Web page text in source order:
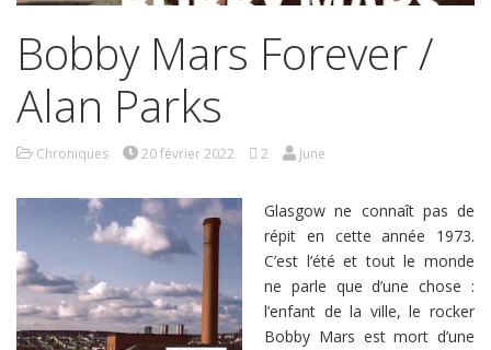
Bobby Mars Forever /
Alan Parks
Chroniques 20 février 2022 2 June
Glasgow ne connaît pas de
répit en cette année 1973.
C’est l’été et tout le monde
ne parle que d’une chose :
l’enfant de la ville, le rocker
Bobby Mars est mort d’une